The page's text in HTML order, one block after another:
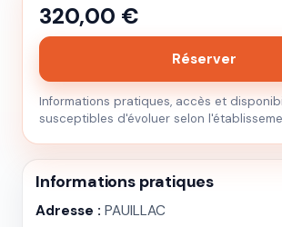
320,00 €
Réserver
Informations pratiques, accès et
susceptibles d'évoluer selon
Informations pratiques
Adresse : PAUILLAC